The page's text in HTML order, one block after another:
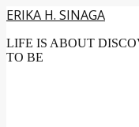
ERIKA H. SINAGA
LIFE IS ABOUT
TO BE